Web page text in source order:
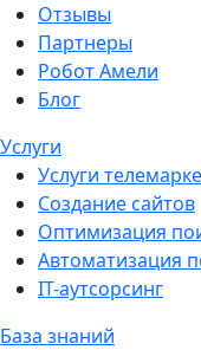
Отзывы
Партнеры
Робот Амели
Блог
Услуги
Услуги
Создание сайтов
Оптимизация
Автоматизация
IT-аутсорсинг
База знаний